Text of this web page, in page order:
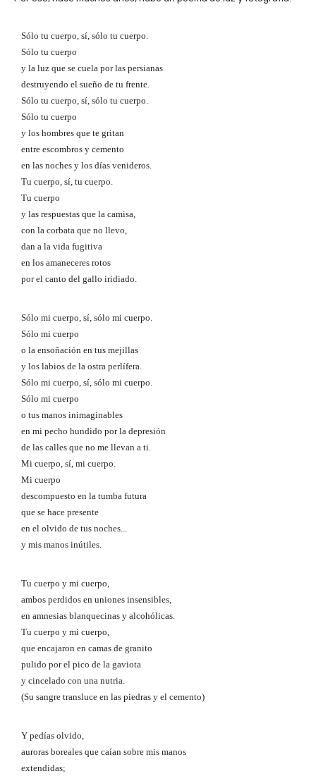
Sólo tu cuerpo, sí, sólo tu cuerpo.
Sólo tu cuerpo
y la luz que se cuela por las persianas
destruyendo el sueño de tu frente.
Sólo tu cuerpo, sí, sólo tu cuerpo.
Sólo tu cuerpo
y los hombres que te gritan
entre escombros y cemento
en las noches y los días venideros.
Tu cuerpo, sí, tu cuerpo.
Tu cuerpo
y las respuestas que la camisa,
con la corbata que no llevo,
dan a la vida fugitiva
en los amaneceres rotos
por el canto del gallo iridiado.
Sólo mi cuerpo, sí, sólo mi cuerpo.
Sólo mi cuerpo
o la ensoñación en tus mejillas
y los labios de la ostra perlífera.
Sólo mi cuerpo, sí, sólo mi cuerpo.
Sólo mi cuerpo
o tus manos inimaginables
en mi pecho hundido por la depresión
de las calles que no me llevan a ti.
Mi cuerpo, sí, mi cuerpo.
Mi cuerpo
descompuesto en la tumba futura
que se hace presente
en el olvido de tus noches...
y mis manos inútiles.
Tu cuerpo y mi cuerpo,
ambos perdidos en uniones insensibles,
en amnesias blanquecinas y alcohólicas.
Tu cuerpo y mi cuerpo,
que encajaron en camas de granito
pulido por el pico de la gaviota
y cincelado con una nutria.
(Su sangre transluce en las piedras y el cemento)
Y pedías olvido,
auroras boreales que caían sobre mis manos
extendidas;